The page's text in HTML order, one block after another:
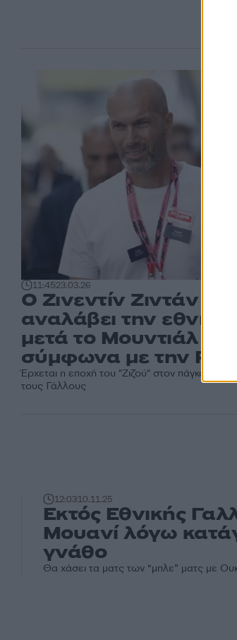
11:4523.03.26
Ο Ζινεντίν Ζιντάν θα
αναλάβει την εθνική
μετά το Μουντιάλ
σύμφωνα με την
Έρχεται η εποχή του "Ζιζού" στον πάγκο των
τους Γάλλους
12:0310.11.25
Εκτός Εθνικής
Μουανί λόγω
γνάθο
Θα χάσει τα ματς των “μπλε” ματς με